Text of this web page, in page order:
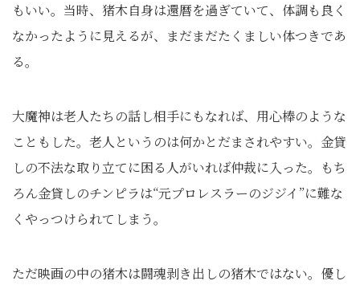
もいい。当時、猪木自身は還暦を過ぎていて、体調も良く
なかったように見えるが、まだまだたくましい体つきであ
る。
大魔神は老人たちの話し相手にもなれば、用心棒のような
こともした。老人というのは何かとだまされやすい。金貸
しの不法な取り立てに困る人がいれば仲裁に入った。もち
ろん金貸しのチンピラは“元プロレスラーのジジイ”に難な
くやっつけられてしまう。
ただ映画の中の猪木は闘魂剥き出しの猪木ではない。優し